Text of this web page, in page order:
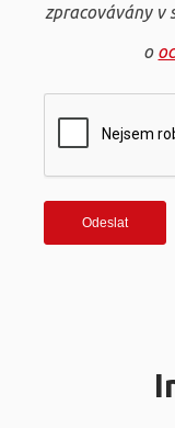
zpracovávány v
o